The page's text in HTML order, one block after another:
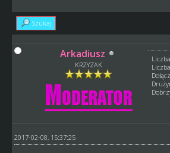
Szukaj
Arkadiusz
KRZYZAK
2017-02-08, 15:37:25